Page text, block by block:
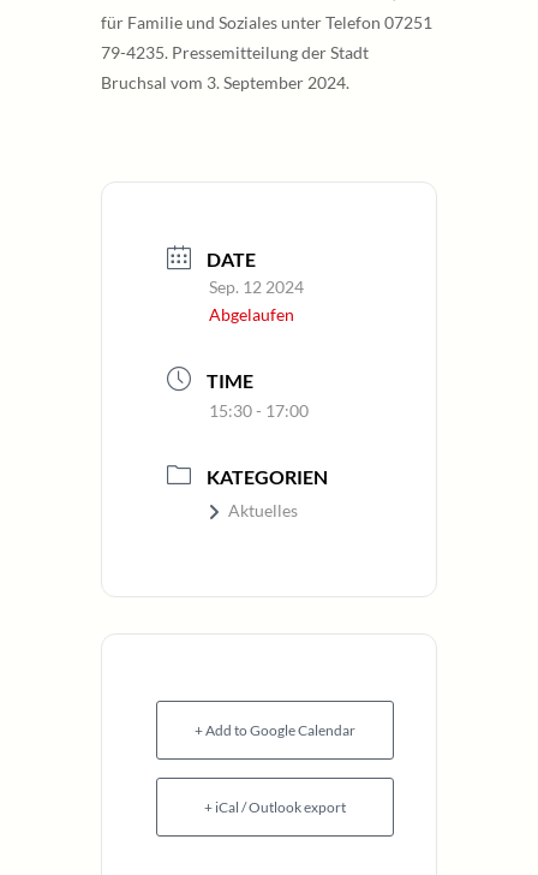
für Familie und Soziales unter Telefon 07251
79-4235. Pressemitteilung der Stadt
Bruchsal vom 3. September 2024.
DATE
Sep. 12 2024
Abgelaufen
TIME
15:30 - 17:00
KATEGORIEN
Aktuelles
+ Add to Google Calendar
+ iCal / Outlook export